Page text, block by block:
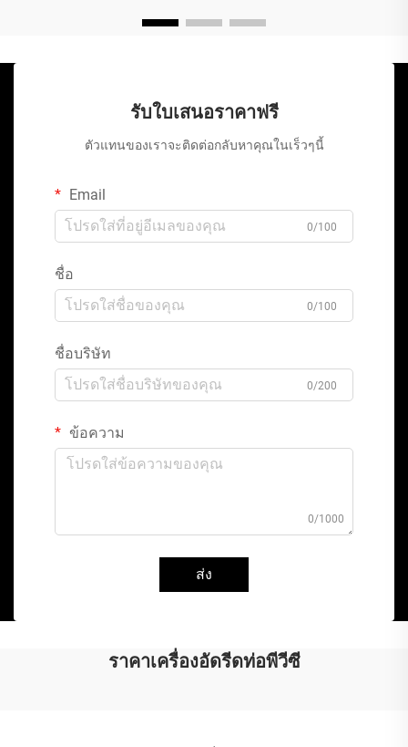
รับใบเสนอราคาฟรี
ตัวแทนของเราจะติดต่อกลับหาคุณในเร็วๆนี้
Email
0/100
ชื่อ
0/100
ชื่อบริษัท
0/200
ข้อความ
0/1000
ส่ง
ราคาเครื่องอัดรีดท่อพีวีซี